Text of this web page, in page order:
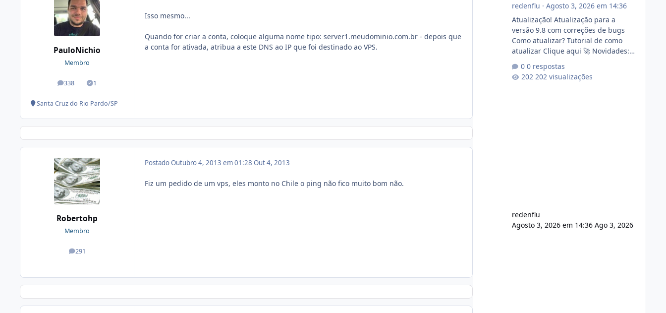
PauloNichio
Membro
338
posts 1
Soluções
Santa Cruz do Rio Pardo/SP
Isso mesmo...
Quando for criar a conta, coloque alguma nome tipo: server1.meudominio.com.br - depois que
a conta for ativada, atribua a este DNS ao IP que foi destinado ao VPS.
Robertohp
Membro
291
posts
PostadoOutubro 4, 2013 em 01:28 Out 4, 2013
Fiz um pedido de um vps, eles monto no Chile o ping não fico muito bom não.
redenflu · Agosto 3, 2026 em 14:36
Atualização! Atualização para a
versão 9.8 com correções de bugs
Como atualizar? Tutorial de como
atualizar Clique aqui 🚀 Novidades:
publico para consulta de sub.dominio
autorizado a usasr o isistem:
0 respostas
202 visualizações
redenflu
Agosto 3, 2026 em 14:36 Ago 3, 2026